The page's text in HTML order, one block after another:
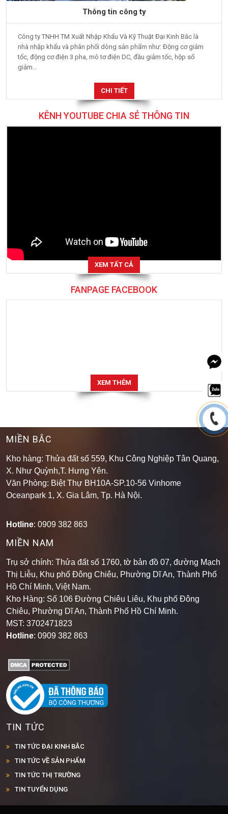
Thông tin công ty
Công ty TNHH TM Xuất Nhập Khẩu Và Kỹ Thuật Đại Kinh Bắc là
nhà nhập khẩu và phân phối dòng sản phẩm như: Động cơ giảm
tốc, động cơ điện 3 pha, mô tơ điện DC, đầu giảm tốc, hộp số
giảm...
CHI TIẾT
KÊNH YOUTUBE CHIA SẺ THÔNG TIN
XEM TẤT CẢ
FANPAGE FACEBOOK
XEM THÊM
MIỀN BẮC
Kho hàng: Thửa đất số 559, Khu Công Nghiệp Tân Quang,
X. Như Quỳnh,T. Hưng Yên.
Văn Phòng: Biệt Thự BH10A-SP.10-56 Vinhome
Oceanpark 1, X. Gia Lâm, Tp. Hà Nội.
Hotline: 0909 382 863
MIỀN NAM
Trụ sở chính: Thửa đất số 1760, tờ bản đồ 07, đường Mạch
Thị Liễu, Khu phố Đông Chiêu, Phường Dĩ An, Thành Phố
Hồ Chí Minh, Việt Nam.
Kho Hàng: Số 106 Đường Chiêu Liêu, Khu phố Đông
Chiêu, Phường Dĩ An, Thành Phố Hồ Chí Minh.
MST: 3702471823
Hotline: 0909 382 863
TIN TỨC
TIN TỨC ĐẠI KINH BẮC
TIN TỨC VỀ SẢN PHẨM
TIN TỨC THỊ TRƯỜNG
TIN TUYỂN DỤNG